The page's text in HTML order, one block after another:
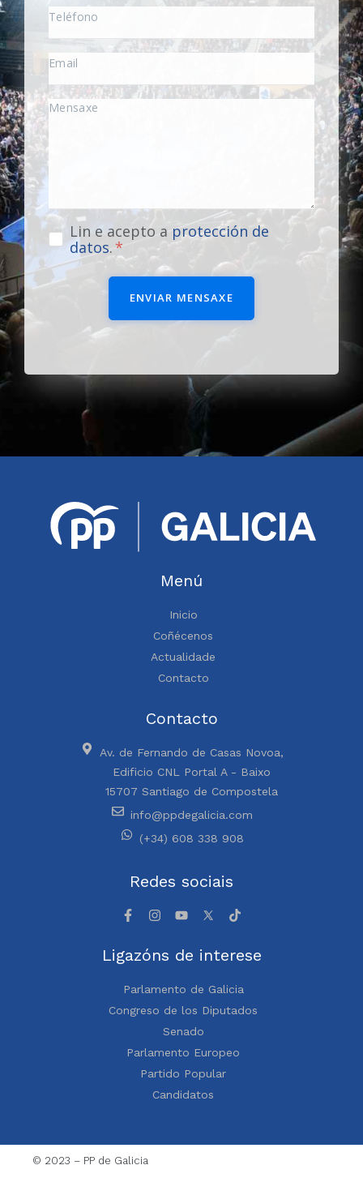
Lin e acepto a protección de
datos.
ENVIAR MENSAXE
Menú
Inicio
Coñécenos
Actualidade
Contacto
Contacto
Av. de Fernando de Casas Novoa,
Edificio CNL Portal A - Baixo
15707 Santiago de Compostela
info@ppdegalicia.com
(+34) 608 338 908
Redes sociais
Ligazóns de interese
Parlamento de Galicia
Congreso de los Diputados
Senado
Parlamento Europeo
Partido Popular
Candidatos
© 2023 – PP de Galicia